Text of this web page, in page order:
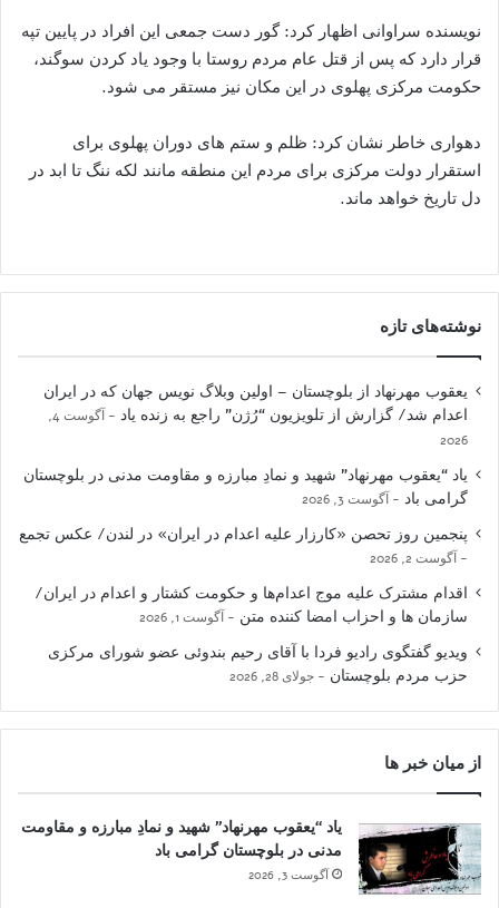
نویسنده سراوانی اظهار کرد: گور دست جمعی این افراد در پایین تپه
قرار دارد که پس از قتل عام مردم روستا با وجود یاد کردن سوگند،
حکومت مرکزی پهلوی در این مکان نیز مستقر می شود.
دهواری خاطر نشان کرد: ظلم و ستم های دوران پهلوی برای
استقرار دولت مرکزی برای مردم این منطقه مانند لکه ننگ تا ابد در
دل تاریخ خواهد ماند.
نوشته‌های تازه
یعقوب مهرنهاد از بلوچستان – اولین وبلاگ نویس جهان که در ایران
اعدام شد/ گزارش از تلویزیون “رُژن” راجع به زنده یاد
آگوست 4,
2026
یاد “یعقوب مهرنهاد” شهید و نمادِ مبارزه و مقاومت مدنی در بلوچستان
گرامی باد
آگوست 3, 2026
پنجمین روز تحصن «کارزار علیه اعدام در ایران» در لندن/ عکس تجمع
آگوست 2, 2026
اقدام مشترک علیه موج اعدام‌ها و حکومت کشتار و اعدام در ایران/
سازمان ها و احزاب امضا کننده متن
آگوست 1, 2026
ویدیو گفتگوی رادیو فردا با آقای رحیم بندوئی عضو شورای مرکزی
حزب مردم بلوچستان
جولای 28, 2026
از میان خبر ها
یاد “یعقوب مهرنهاد” شهید و نمادِ مبارزه و مقاومت
مدنی در بلوچستان گرامی باد
آگوست 3, 2026